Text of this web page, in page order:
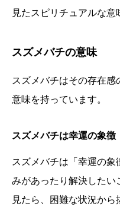
見たスピリチュアルな意
スズメバチの意味
スズメバチはその存在
意味を持っています。
スズメバチは幸運の象徴
スズメバチは「幸運の
みがあったり解決したい
見たら、困難な状況か